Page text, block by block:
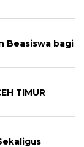
Beasiswa bagi
TIMUR